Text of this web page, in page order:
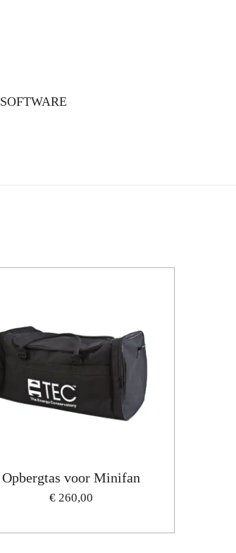
SOFTWARE
Opbergtas voor Minifan
€ 260,00